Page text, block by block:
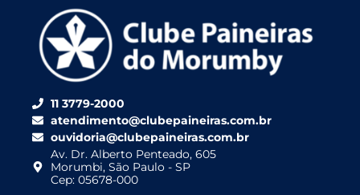
11 3779-2000
atendimento@clubepaineiras.com.br
ouvidoria@clubepaineiras.com.br
Av. Dr. Alberto Penteado, 605
Morumbi, São Paulo - SP
Cep: 05678-000